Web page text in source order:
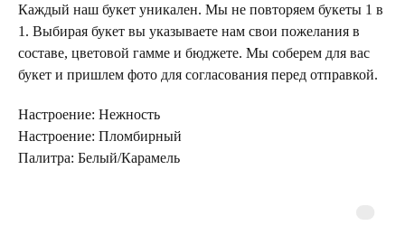
Каждый наш букет уникален. Мы не повторяем букеты 1 в
1. Выбирая букет вы указываете нам свои пожелания в
составе, цветовой гамме и бюджете. Мы соберем для вас
букет и пришлем фото для согласования перед отправкой.
Настроение: Нежность
Настроение: Пломбирный
Палитра: Белый/Карамель